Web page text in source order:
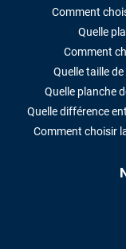
Comment
Quelle
Comment
Quelle taille
Quelle planche
Quelle différence
Comment choisir